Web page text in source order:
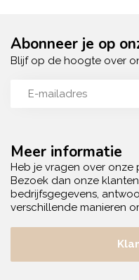
Meer informatie
Heb je vragen over
Bezoek dan onze
bedrijfsgegevens,
verschillende manieren
Abonneer je op
Blijf op de hoogte over